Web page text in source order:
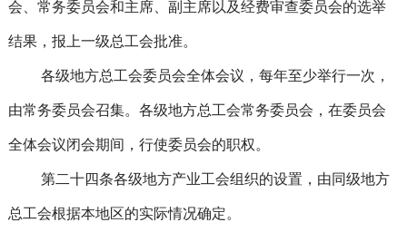
会、常务委员会和主席、副主席以及经费审查委员会的选举
结果，报上一级总工会批准。
各级地方总工会委员会全体会议，每年至少举行一次，
由常务委员会召集。各级地方总工会常务委员会，在委员会
全体会议闭会期间，行使委员会的职权。
第二十四条各级地方产业工会组织的设置，由同级地方
总工会根据本地区的实际情况确定。